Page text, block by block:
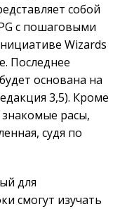
собой
с пошаговыми
Wizards
Последнее
основана на
3,5). Кроме
знакомые расы,
судя по
для
смогут изучать